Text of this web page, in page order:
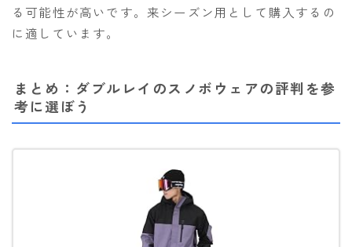
る可能性が高いです。来シーズン用として購入するの
に適しています。
まとめ：ダブルレイのスノボウェアの評判を参
考に選ぼう